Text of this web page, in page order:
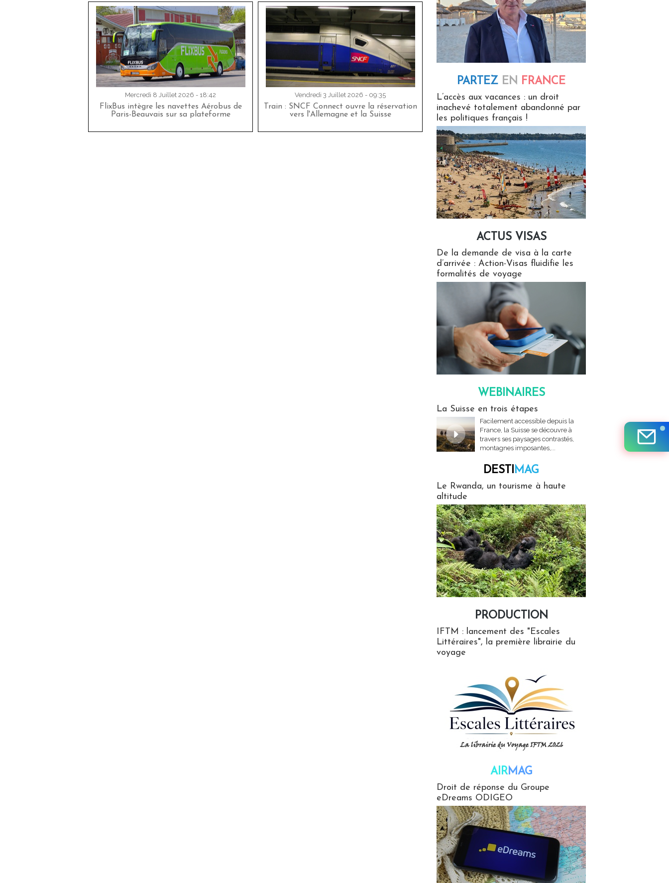
Mercredi 8 Juillet 2026 - 18:42
FlixBus intègre les navettes Aérobus de
Paris-Beauvais sur sa plateforme
Vendredi 3 Juillet 2026 - 09:35
Train : SNCF Connect ouvre la réservation
vers l'Allemagne et la Suisse
PARTEZ EN FRANCE
L’accès aux vacances : un droit
inachevé totalement abandonné par
les politiques français !
ACTUS VISAS
De la demande de visa à la carte
d’arrivée : Action-Visas fluidifie les
formalités de voyage
WEBINAIRES
La Suisse en trois étapes
Facilement accessible depuis la
France, la Suisse se découvre à
travers ses paysages contrastés,
montagnes imposantes,...
DESTIMAG
Le Rwanda, un tourisme à haute
altitude
PRODUCTION
IFTM : lancement des "Escales
Littéraires", la première librairie du
voyage
AIRMAG
Droit de réponse du Groupe
eDreams ODIGEO